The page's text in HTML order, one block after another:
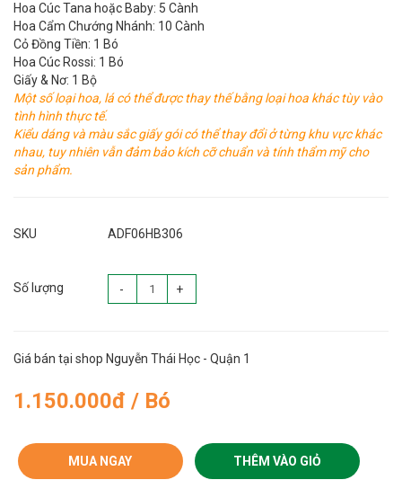
Hoa Cúc Tana hoặc Baby: 5 Cành
Hoa Cẩm Chướng Nhánh: 10 Cành
Cỏ Đồng Tiền: 1 Bó
Hoa Cúc Rossi: 1 Bó
Giấy & Nơ: 1 Bộ
Một số loại hoa, lá có thể được thay thế bằng loại hoa khác tùy vào
tình hình thực tế.
Kiểu dáng và màu sắc giấy gói có thể thay đổi ở từng khu vực khác
nhau, tuy nhiên vẫn đảm bảo kích cỡ chuẩn và tính thẩm mỹ cho
sản phẩm.
SKU ADF06HB306
Số lượng - +
Giá bán tại shop Nguyễn Thái Học - Quận 1
1.150.000đ / Bó
MUA NGAY THÊM VÀO GIỎ